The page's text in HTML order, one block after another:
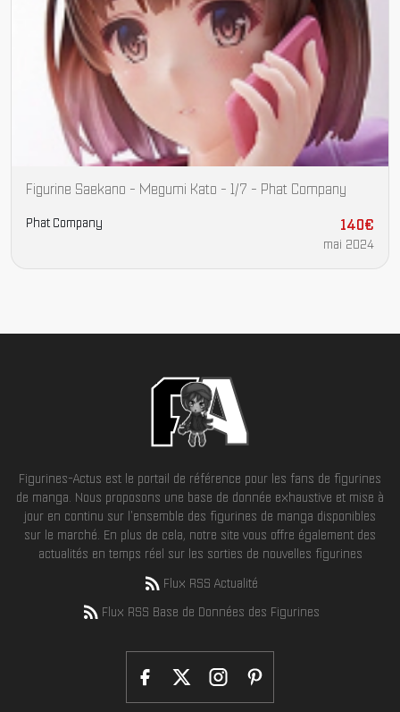
Figurine Saekano - Megumi Kato - 1/7 - Phat Company
Phat Company 140€
mai 2024
Figurines-Actus est le portail de référence pour les fans de figurines
de manga. Nous proposons une base de donnée exhaustive et mise à
jour en continu sur l'ensemble des figurines de manga disponibles
sur le marché. En plus de cela, notre site vous offre également des
actualités en temps réel sur les sorties de nouvelles figurines
Flux RSS Actualité
Flux RSS Base de Données des Figurines